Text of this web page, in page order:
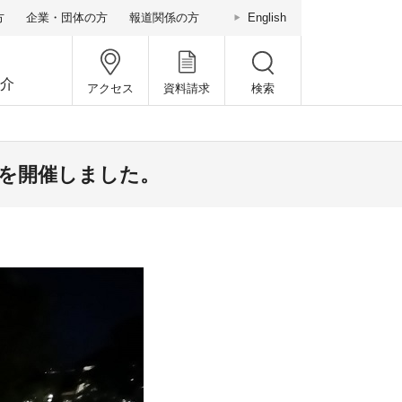
企業・団体の方 報道関係の方 English
アクセス 資料請求 検索
開催しました。